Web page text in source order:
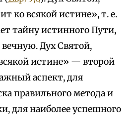
ко всякой истине», т. е.
тайну истинного Пути,
Дух Святой,
истине» — второй
аспект, для
правильного метода и
для наиболее успешного